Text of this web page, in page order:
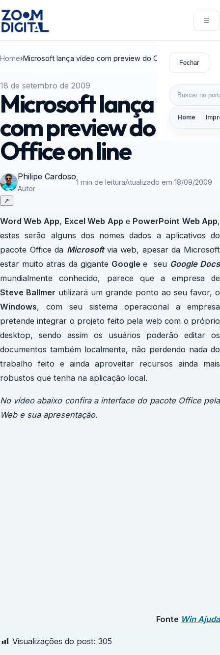
☰
Fechar
Buscar por:
Home
Home›Microsoft lança vídeo com preview do Office on line
18 de setembro de 2009
Microsoft lança vídeo
com preview do
Office on line
Philipe Cardoso
Autor
1 min de leituraAtualizado em 18/09/2009
↗
Word Web App, Excel Web App e PowerPoint Web App,
estes serão alguns dos nomes dados a aplicativos do
pacote Office da Microsoft via web, apesar da Microsoft
estar muito atras da gigante Googlee seu Google Docs
mundialmente conhecido, parece que a empresa de
Steve Ballmer utilizará um grande ponto ao seu favor, o
Windows, com seu sistema operacional a empresa
pretende integrar o projeto feito pela web com o próprio
desktop, sendo assim os usuários poderão editar os
documentos também localmente, não perdendo nada do
trabalho feito e ainda aproveitar recursos ainda mais
robustos que tenha na aplicação local.
No vídeo abaixo confira a interface do pacote Office pela
Web e sua apresentação.
Fonte Win Ajuda
Visualizações do post: 305